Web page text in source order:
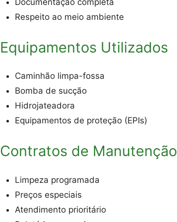
Respeito ao meio ambiente
Equipamentos Utilizados
Caminhão limpa-fossa
Bomba de sucção
Hidrojateadora
Equipamentos de proteção (EPIs)
Contratos de Manutenção
Limpeza programada
Preços especiais
Atendimento prioritário